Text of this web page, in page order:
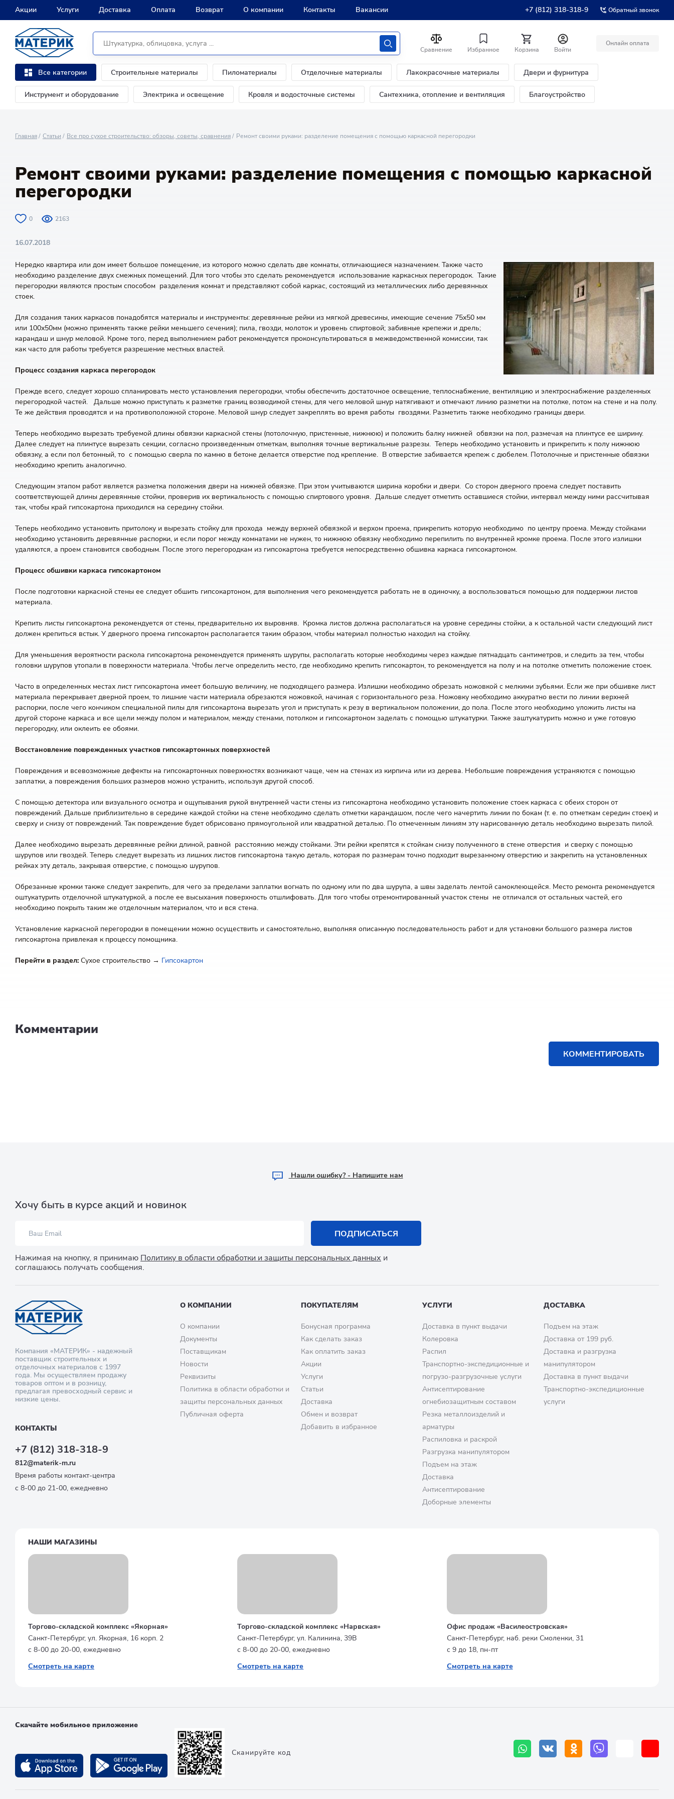
Акции Услуги Доставка Оплата Возврат О компании Контакты Вакансии +7 (812) 318-318-9 Обратный звонок
Сравнение Избранное Корзина Войти
Онлайн оплата
Все категории Строительные материалы Пиломатериалы Отделочные материалы Лакокрасочные материалы Двери и фурнитура
Инструмент и оборудование Электрика и освещение Кровля и водосточные системы Сантехника, отопление и вентиляция Благоустройство
Главная Статьи Все про сухое строительство: обзоры, советы, сравнения Ремонт своими руками: разделение помещения с помощью каркасной перегородки
Ремонт своими руками: разделение помещения с помощью каркасной
перегородки
0 2163
16.07.2018
Нередко квартира или дом имеет большое помещение, из которого можно сделать две комнаты, отличающиеся назначением. Также часто
необходимо разделение двух смежных помещений. Для того чтобы это сделать рекомендуется использование каркасных перегородок. Такие
перегородки являются простым способом разделения комнат и представляют собой каркас, состоящий из металлических либо деревянных
стоек.
Для создания таких каркасов понадобятся материалы и инструменты: деревянные рейки из мягкой древесины, имеющие сечение 75х50 мм
или 100х50мм (можно применять также рейки меньшего сечения); пила, гвозди, молоток и уровень спиртовой; забивные крепежи и дрель;
карандаш и шнур меловой. Кроме того, перед выполнением работ рекомендуется проконсультироваться в межведомственной комиссии, так
как часто для работы требуется разрешение местных властей.
Процесс создания каркаса перегородок
Прежде всего, следует хорошо спланировать место установления перегородки, чтобы обеспечить достаточное освещение, теплоснабжение, вентиляцию и электроснабжение разделенных
перегородкой частей. Дальше можно приступать к разметке границ возводимой стены, для чего меловой шнур натягивают и отмечают линию разметки на потолке, потом на стене и на полу.
Те же действия проводятся и на противоположной стороне. Меловой шнур следует закреплять во время работы гвоздями. Разметить также необходимо границы двери.
Теперь необходимо вырезать требуемой длины обвязки каркасной стены (потолочную, пристенные, нижнюю) и положить балку нижней обвязки на пол, размечая на плинтусе ее ширину.
Далее следует на плинтусе вырезать секции, согласно произведенным отметкам, выполняя точные вертикальные разрезы. Теперь необходимо установить и прикрепить к полу нижнюю
обвязку, а если пол бетонный, то с помощью сверла по камню в бетоне делается отверстие под крепление. В отверстие забивается крепеж с дюбелем. Потолочные и пристенные обвязки
необходимо крепить аналогично.
Следующим этапом работ является разметка положения двери на нижней обвязке. При этом учитываются ширина коробки и двери. Со сторон дверного проема следует поставить
соответствующей длины деревянные стойки, проверив их вертикальность с помощью спиртового уровня. Дальше следует отметить оставшиеся стойки, интервал между ними рассчитывая
так, чтобы край гипсокартона приходился на середину стойки.
Теперь необходимо установить притолоку и вырезать стойку для прохода между верхней обвязкой и верхом проема, прикрепить которую необходимо по центру проема. Между стойками
необходимо установить деревянные распорки, и если порог между комнатами не нужен, то нижнюю обвязку необходимо перепилить по внутренней кромке проема. После этого излишки
удаляются, а проем становится свободным. После этого перегородкам из гипсокартона требуется непосредственно обшивка каркаса гипсокартоном.
Процесс обшивки каркаса гипсокартоном
После подготовки каркасной стены ее следует обшить гипсокартоном, для выполнения чего рекомендуется работать не в одиночку, а воспользоваться помощью для поддержки листов
материала.
Крепить листы гипсокартона рекомендуется от стены, предварительно их выровняв. Кромка листов должна располагаться на уровне середины стойки, а к остальной части следующий лист
должен крепиться встык. У дверного проема гипсокартон располагается таким образом, чтобы материал полностью находил на стойку.
Для уменьшения вероятности раскола гипсокартона рекомендуется применять шурупы, располагать которые необходимы через каждые пятнадцать сантиметров, и следить за тем, чтобы
головки шурупов утопали в поверхности материала. Чтобы легче определить место, где необходимо крепить гипсокартон, то рекомендуется на полу и на потолке отметить положение стоек.
Часто в определенных местах лист гипсокартона имеет большую величину, не подходящего размера. Излишки необходимо обрезать ножовкой с мелкими зубьями. Если же при обшивке лист
материала перекрывает дверной проем, то лишние части материала обрезаются ножовкой, начиная с горизонтального реза. Ножовку необходимо аккуратно вести по линии верхней
распорки, после чего кончиком специальной пилы для гипсокартона вырезать угол и приступать к резу в вертикальном положении, до пола. После этого необходимо уложить листы на
другой стороне каркаса и все щели между полом и материалом, между стенами, потолком и гипсокартоном заделать с помощью штукатурки. Также заштукатурить можно и уже готовую
перегородку, или оклеить ее обоями.
Восстановление поврежденных участков гипсокартонных поверхностей
Повреждения и всевозможные дефекты на гипсокартонных поверхностях возникают чаще, чем на стенах из кирпича или из дерева. Небольшие повреждения устраняются с помощью
заплатки, а повреждения больших размеров можно устранить, используя другой способ.
С помощью детектора или визуального осмотра и ощупывания рукой внутренней части стены из гипсокартона необходимо установить положение стоек каркаса с обеих сторон от
повреждений. Дальше приблизительно в середине каждой стойки на стене необходимо сделать отметки карандашом, после чего начертить линии по бокам (т. е. по отметкам середин стоек) и
сверху и снизу от повреждений. Так повреждение будет обрисовано прямоугольной или квадратной деталью. По отмеченным линиям эту нарисованную деталь необходимо вырезать пилой.
Далее необходимо вырезать деревянные рейки длиной, равной расстоянию между стойками. Эти рейки крепятся к стойкам снизу полученного в стене отверстия и сверху с помощью
шурупов или гвоздей. Теперь следует вырезать из лишних листов гипсокартона такую деталь, которая по размерам точно подходит вырезанному отверстию и закрепить на установленных
рейках эту деталь, закрывая отверстие, с помощью шурупов.
Обрезанные кромки также следует закрепить, для чего за пределами заплатки вогнать по одному или по два шурупа, а швы заделать лентой самоклеющейся. Место ремонта рекомендуется
оштукатурить отделочной штукатуркой, а после ее высыхания поверхность отшлифовать. Для того чтобы отремонтированный участок стены не отличался от остальных частей, его
необходимо покрыть таким же отделочным материалом, что и вся стена.
Установление каркасной перегородки в помещении можно осуществить и самостоятельно, выполняя описанную последовательность работ и для установки большого размера листов
гипсокартона привлекая к процессу помощника.
Перейти в раздел: Сухое строительство → Гипсокартон
Комментарии
КОММЕНТИРОВАТЬ
Hашли ошибку? - Напишите нам
Хочу быть в курсе акций и новинок
ПОДПИСАТЬСЯ
Нажимая на кнопку, я принимаю Политику в области обработки и защиты персональных данных и
соглашаюсь получать сообщения.
Компания «МАТЕРИК» - надежный
поставщик строительных и
отделочных материалов с 1997
года. Мы осуществляем продажу
товаров оптом и в розницу,
предлагая превосходный сервис и
низкие цены.
КОНТАКТЫ
+7 (812) 318-318-9
812@materik-m.ru
Время работы контакт-центра
с 8-00 до 21-00, ежедневно
О КОМПАНИИ
О компании
Документы
Поставщикам
Новости
Реквизиты
Политика в области обработки и
защиты персональных данных
Публичная оферта
ПОКУПАТЕЛЯМ
Бонусная программа
Как сделать заказ
Как оплатить заказ
Акции
Услуги
Статьи
Доставка
Обмен и возврат
Добавить в избранное
УСЛУГИ
Доставка в пункт выдачи
Колеровка
Распил
Транспортно-экспедиционные и
погрузо-разгрузочные услуги
Антисептирование
огнебиозащитным составом
Резка металлоизделий и
арматуры
Распиловка и раскрой
Разгрузка манипулятором
Подъем на этаж
Доставка
Антисептирование
Доборные элементы
ДОСТАВКА
Подъем на этаж
Доставка от 199 руб.
Доставка и разгрузка
манипулятором
Доставка в пункт выдачи
Транспортно-экспедиционные
услуги
НАШИ МАГАЗИНЫ
Торгово-складской комплекс «Якорная»
Санкт-Петербург, ул. Якорная, 16 корп. 2
с 8-00 до 20-00, ежедневно
Смотреть на карте
Торгово-складской комплекс «Нарвская»
Санкт-Петербург, ул. Калинина, 39В
с 8-00 до 20-00, ежедневно
Смотреть на карте
Офис продаж «Василеостровская»
Санкт-Петербург, наб. реки Смоленки, 31
с 9 до 18, пн-пт
Смотреть на карте
Скачайте мобильное приложение
Сканируйте код